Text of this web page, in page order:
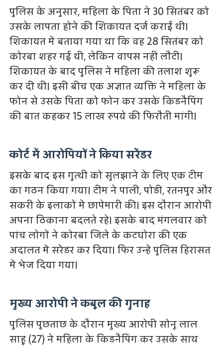
पुलिस के अनुसार, महिला के पिता ने 30 सितंबर को
उसके लापता होने की शिकायत दर्ज कराई थी।
शिकायत में बताया गया था कि वह 28 सितंबर को
कोरबा शहर गई थी, लेकिन वापस नहीं लौटी।
शिकायत के बाद पुलिस ने महिला की तलाश शुरू
कर दी थी। इसी बीच एक अज्ञात व्यक्ति ने महिला के
फोन से उसके पिता को फोन कर उसके किडनैपिंग
की बात कहकर 15 लाख रुपये की फिरौती मांगी।
कोर्ट में आरोपियों ने किया सरेंडर
इसके बाद इस गुत्थी को सुलझाने के लिए एक टीम
का गठन किया गया। टीम ने पाली, पोड़ी, रतनपुर और
सकरी के इलाकों में छापेमारी की। इस दौरान आरोपी
अपना ठिकाना बदलते रहे। इसके बाद मंगलवार को
पांच लोगों ने कोरबा जिले के कटघोरा की एक
अदालत में सरेंडर कर दिया। फिर उन्हें पुलिस हिरासत
में भेज दिया गया।
मुख्य आरोपी ने कबूल की गुनाह
पुलिस पूछताछ के दौरान मुख्य आरोपी सोनू लाल
साहू (27) ने महिला के किडनैपिंग कर उसके साथ